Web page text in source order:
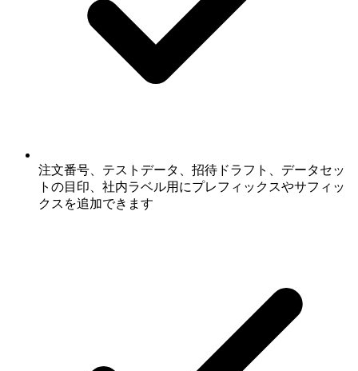
注文番号、テストデータ、招待ドラフト、データセッ
トの目印、社内ラベル用にプレフィックスやサフィッ
クスを追加できます